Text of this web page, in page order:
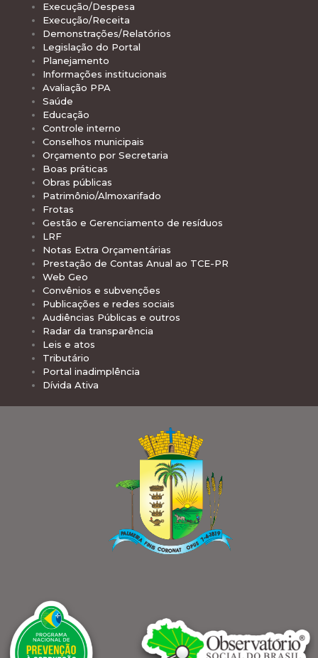
Execução/Despesa
Execução/Receita
Demonstrações/Relatórios
Legislação do Portal
Planejamento
Informações institucionais
Avaliação PPA
Saúde
Educação
Controle interno
Conselhos municipais
Orçamento por Secretaria
Boas práticas
Obras públicas
Patrimônio/Almoxarifado
Frotas
Gestão e Gerenciamento de resíduos
LRF
Notas Extra Orçamentárias
Prestação de Contas Anual ao TCE-PR
Web Geo
Convênios e subvenções
Publicações e redes sociais
Audiências Públicas e outros
Radar da transparência
Leis e atos
Tributário
Portal inadimplência
Dívida Ativa